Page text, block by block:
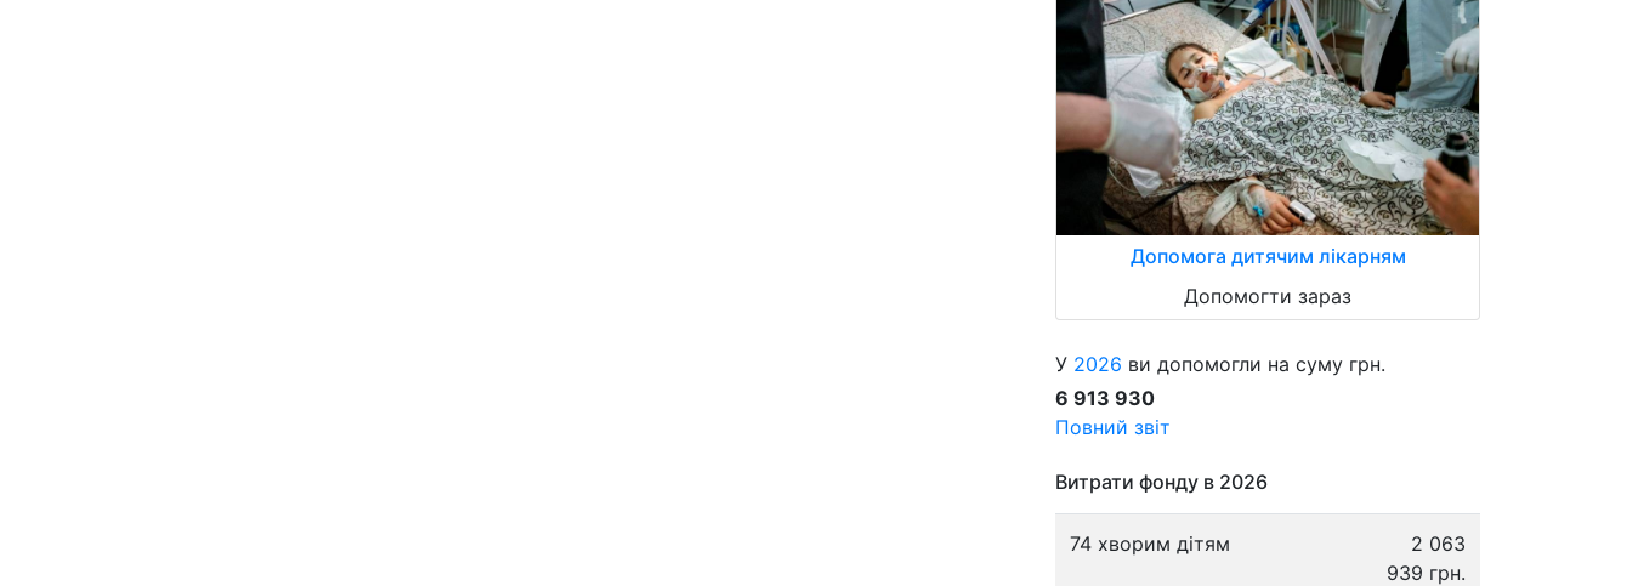
Допомога дитячим лікарням
Допомогти зараз
У 2026 ви допомогли на суму грн.
6 913 930
Повний звіт
Витрати фонду в 2026
74 хворим дітям
2 063
939 грн.